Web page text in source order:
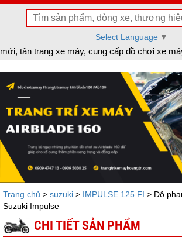
Select Language ▼
cung cấp đồ chơi xe máy
Trang chủ > suzuki > IMPULSE 125 FI > Độ
Suzuki Impulse
CHI TIẾT SẢN PHẨM